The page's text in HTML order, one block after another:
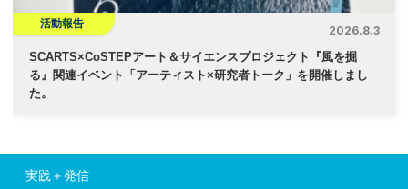
活動報告
2026.8.3
SCARTS×CoSTEPアート＆サイエンスプロジェクト『風を掘
る』関連イベント「アーティスト×研究者トーク」を開催しまし
た。
実践＋発信